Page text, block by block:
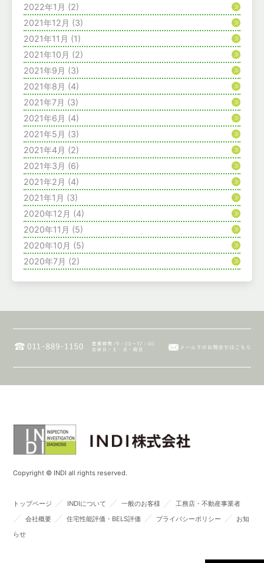
2022年1月 (2)
2021年12月 (3)
2021年11月 (1)
2021年10月 (2)
2021年9月 (3)
2021年8月 (4)
2021年7月 (3)
2021年6月 (4)
2021年5月 (3)
2021年4月 (2)
2021年3月 (6)
2021年2月 (4)
2021年1月 (3)
2020年12月 (4)
2020年11月 (5)
2020年10月 (5)
2020年7月 (2)
Copyright © INDI all rights reserved.
トップページ ／ INDIについて ／ 一般のお客様 ／ 工務店・不動産事業者
／ 会社概要 ／ 住宅性能評価・BELS評価 ／ プライバシーポリシー ／
お知
らせ